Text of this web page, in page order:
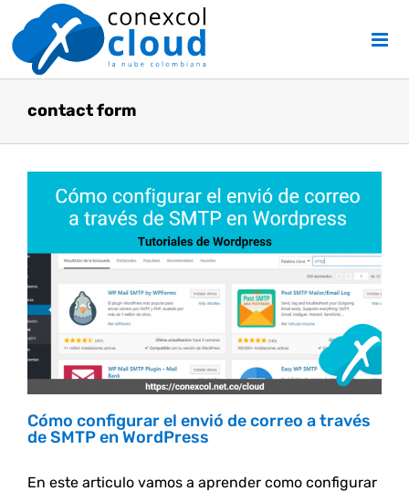
to
content
contact form
Cómo configurar el envió de correo a través
de SMTP en WordPress
En este articulo vamos a aprender como configurar